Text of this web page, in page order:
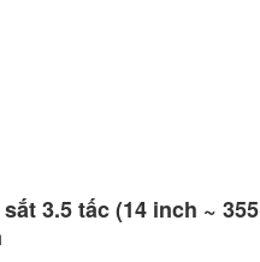
3.5 tấc (14 inch ~